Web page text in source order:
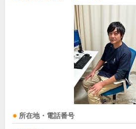
所在地・電話番号